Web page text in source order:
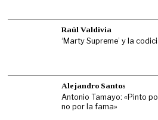
Raúl Valdivia
‘Marty Supreme’ y la
Alejandro Santos
Antonio Tamayo: «Pinto
no por la fama»